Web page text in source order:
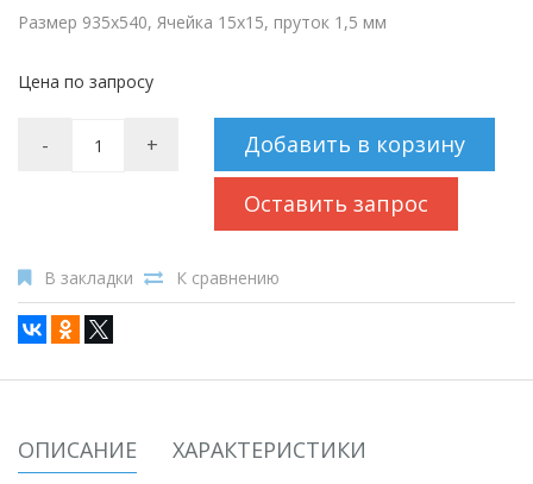
Размер 935х540, Ячейка 15х15, пруток 1,5 мм
Цена по запросу
- + Добавить в корзину
Оставить запрос
В закладки К сравнению
ОПИСАНИЕ
ХАРАКТЕРИСТИКИ